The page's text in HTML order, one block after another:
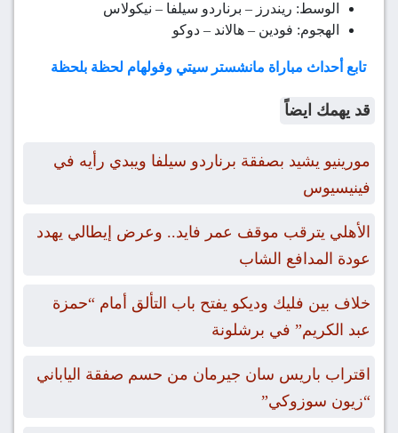
الوسط: ريندرز – برناردو سيلفا – نيكولاس
الهجوم: فودين – هالاند – دوكو
تابع أحداث مباراة مانشستر سيتي وفولهام لحظة بلحظة
قد يهمك ايضاً
مورينيو يشيد بصفقة برناردو سيلفا ويبدي رأيه في
فينيسيوس
الأهلي يترقب موقف عمر فايد.. وعرض إيطالي يهدد
عودة المدافع الشاب
خلاف بين فليك وديكو يفتح باب التألق أمام “حمزة
عبد الكريم” في برشلونة
اقتراب باريس سان جيرمان من حسم صفقة الياباني
“زيون سوزوكي”